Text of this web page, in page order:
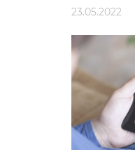
23.05.2022